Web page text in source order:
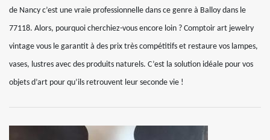
de Nancy c’est une vraie professionnelle dans ce genre à Balloy dans le
77118. Alors, pourquoi cherchiez-vous encore loin ? Comptoir art jewelry
vintage vous le garantit à des prix très compétitifs et restaure vos lampes,
vases, lustres avec des produits naturels. C’est la solution idéale pour vos
objets d’art pour qu’ils retrouvent leur seconde vie !